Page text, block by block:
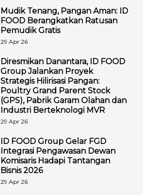
Mudik Tenang, Pangan Aman: ID
FOOD Berangkatkan Ratusan
Pemudik Gratis
29 Apr 26
Diresmikan Danantara, ID FOOD
Group Jalankan Proyek
Strategis Hilirisasi Pangan:
Poultry Grand Parent Stock
(GPS), Pabrik Garam Olahan dan
Industri Berteknologi MVR
29 Apr 26
ID FOOD Group Gelar FGD
Integrasi Pengawasan Dewan
Komisaris Hadapi Tantangan
Bisnis 2026
29 Apr 26